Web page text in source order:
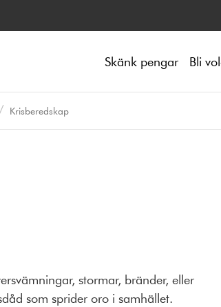
Skänk pengar Bli
Krisberedskap
stormar, bränder, eller
som sprider oro i samhället.